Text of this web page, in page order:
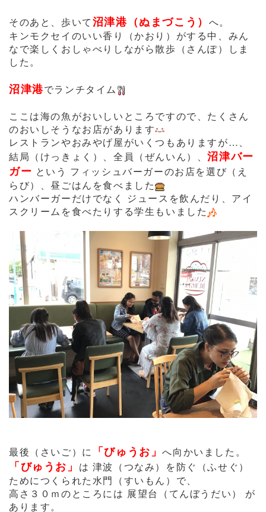
そのあと、歩いて沼津港（ぬまづこう） へ。
キンモクセイのいい香り（かおり）がする中、みん
なで楽しくおしゃべりしながら散歩（さんぽ）しま
した。
沼津港でランチタイム
ここは海の魚がおいしいところですので、たくさん
のおいしそうなお店があります
レストランやおみやげ屋がいくつもありますが…、
結局（けっきょく）、全員（ぜんいん）、沼津バー
ガー という フィッシュバーガーのお店を選び（え
らび）、昼ごはんを食べました
ハンバーガーだけでなく ジュースを飲んだり、アイ
スクリームを食べたりする学生もいました
最後（さいご）に 「びゅうお」へ向かいました。
「びゅうお」 は 津波（つなみ）を防ぐ（ふせぐ）
ためにつくられた水門（すいもん）で、
高さ３０ｍのところには 展望台（てんぼうだい） が
あります。